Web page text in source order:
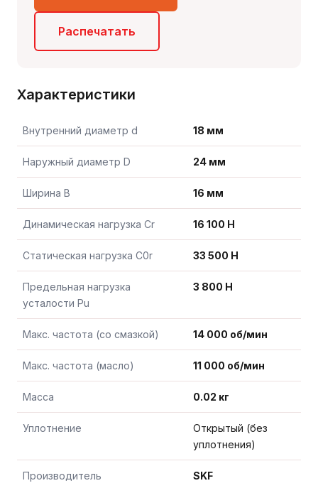
Распечатать
Характеристики
Внутренний диаметр d 18 мм
Наружный диаметр D 24 мм
Ширина B 16 мм
Динамическая нагрузка Cr 16 100 Н
Статическая нагрузка C0r 33 500 Н
Предельная нагрузка
усталости Pu
3 800 Н
Макс. частота (со смазкой) 14 000 об/мин
Макс. частота (масло) 11 000 об/мин
Масса 0.02 кг
Уплотнение
Открытый (без
уплотнения)
Производитель SKF
Онлайн · отвечает мгновенно